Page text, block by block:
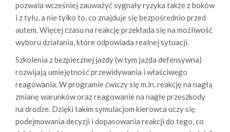
pozwala wcześniej zauważyć sygnały ryzyka także z boków
i z tyłu, a nie tylko to, co znajduje się bezpośrednio przed
autem. Więcej czasu na reakcję przekłada się na możliwość
wyboru działania, które odpowiada realnej sytuacji.
Szkolenia z bezpiecznej jazdy (w tym jazda defensywna)
rozwijają umiejętność przewidywania i właściwego
reagowania. W programie ćwiczy się m.in. reakcję na nagłą
zmianę warunków oraz reagowanie na nagłe przeszkody
na drodze. Dzięki takim symulacjom kierowca uczy się
podejmowania decyzji i dopasowania reakcji do tego, co